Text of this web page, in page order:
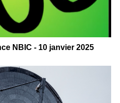
NBIC - 10 janvier 2025